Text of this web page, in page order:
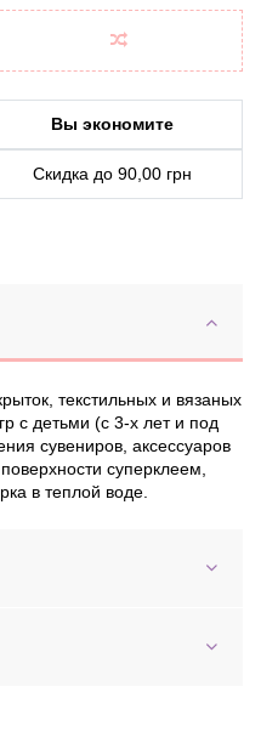
Вы экономите
Скидка до 90,00 грн
текстильных и вязаных
с детьми (с 3-х лет и под
сувениров, аксессуаров
суперклеем,
в теплой воде.